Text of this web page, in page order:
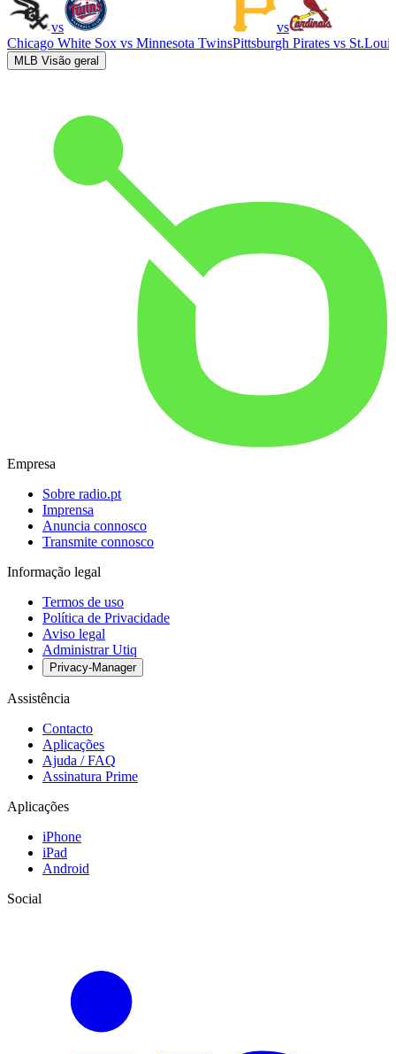
vs
Chicago White Sox vs Minnesota Twins
vs
Pittsburgh Pirates vs
MLB Visão geral
Empresa
Sobre radio.pt
Imprensa
Anuncia connosco
Transmite connosco
Informação legal
Termos de uso
Política de Privacidade
Aviso legal
Administrar Utiq
Privacy-Manager
Assistência
Contacto
Aplicações
Ajuda / FAQ
Assinatura Prime
Aplicações
iPhone
iPad
Android
Social